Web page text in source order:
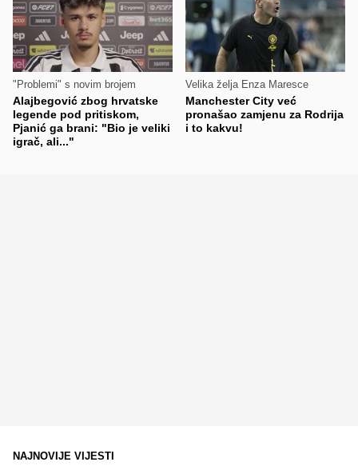
"Problemi" s novim brojem
Alajbegović zbog hrvatske
legende pod pritiskom,
Pjanić ga brani: "Bio je veliki
igrač, ali..."
Velika želja Enza Maresce
Manchester City već
pronašao zamjenu za Rodrija
i to kakvu!
NAJNOVIJE VIJESTI